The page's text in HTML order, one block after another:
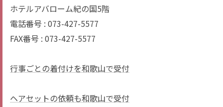
ホテルアバローム紀の国5階
電話番号 : 073-427-5577
FAX番号 : 073-427-5577
行事ごとの着付けを和歌山で受付
ヘアセットの依頼も和歌山で受付